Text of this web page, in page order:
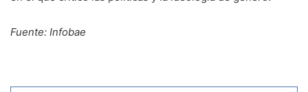
Fuente: Infobae